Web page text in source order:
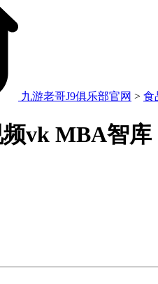
九游老哥J9俱乐部官网 > 食
vk MBA智库